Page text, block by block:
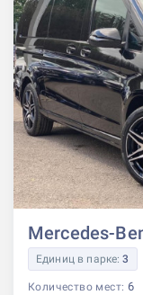
Mercedes-
Единиц в парке:3
Количество мест: 6